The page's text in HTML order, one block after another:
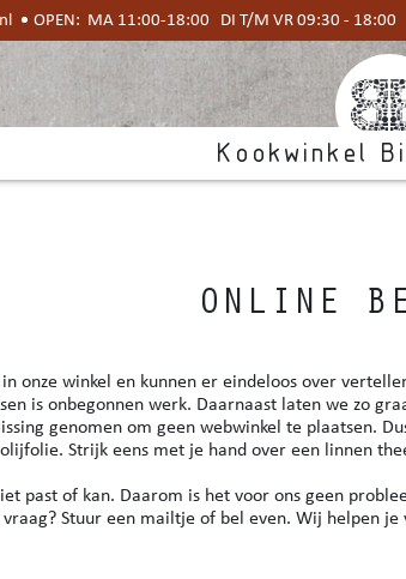
OPEN: MA 11:00-18:00 DI T/M VR 09:30 - 18:00
Kookwinkel
ONLINE
onze winkel en kunnen er eindeloos over
is onbegonnen werk. Daarnaast laten we zo
genomen om geen webwinkel te plaatsen.
Strijk eens met je hand over een linnen
past of kan. Daarom is het voor ons geen
Stuur een mailtje of bel even. Wij helpen